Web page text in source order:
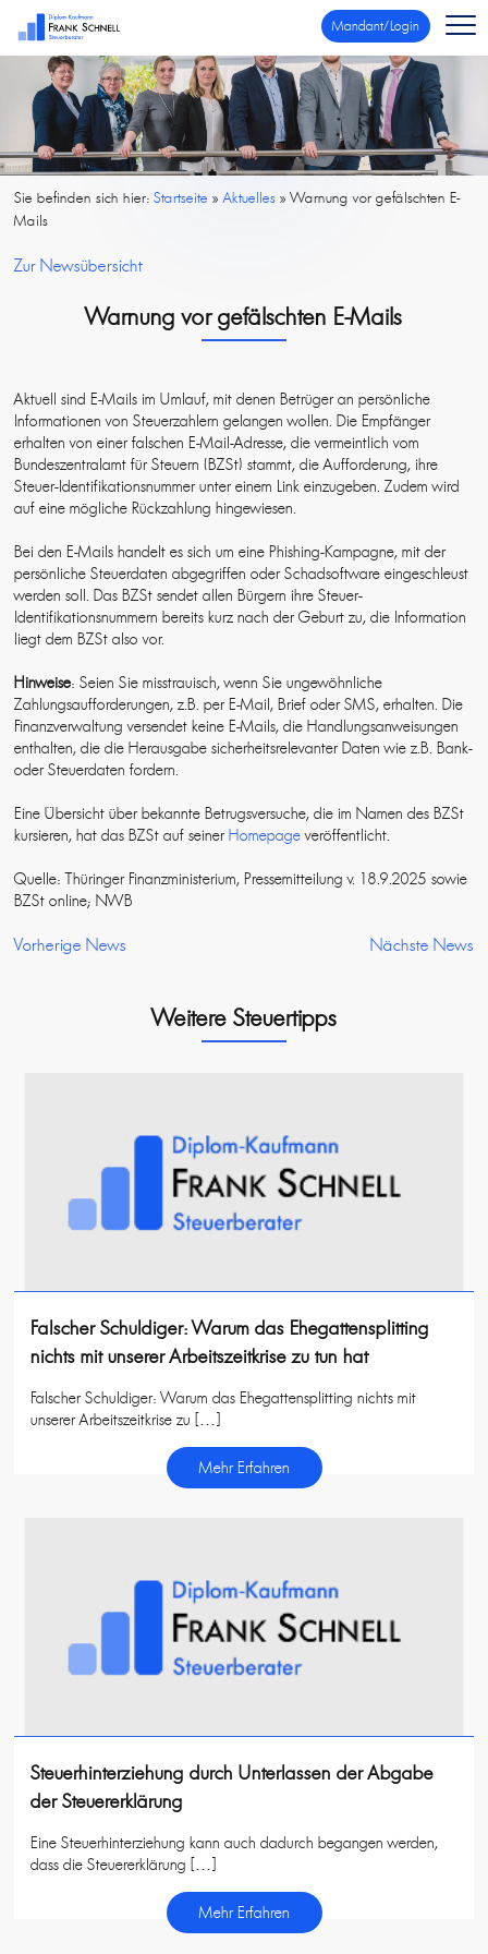
Mandant/Login
Sie befinden sich hier:Startseite »Aktuelles »Warnung vor gefälschten E-
Mails
Zur Newsübersicht
Warnung vor gefälschten E-Mails
Aktuell sind E-Mails im Umlauf, mit denen Betrüger an persönliche
Informationen von Steuerzahlern gelangen wollen. Die Empfänger
erhalten von einer falschen E-Mail-Adresse, die vermeintlich vom
Bundeszentralamt für Steuern (BZSt) stammt, die Aufforderung, ihre
Steuer-Identifikationsnummer unter einem Link einzugeben. Zudem wird
auf eine mögliche Rückzahlung hingewiesen.
Bei den E-Mails handelt es sich um eine Phishing-Kampagne, mit der
persönliche Steuerdaten abgegriffen oder Schadsoftware eingeschleust
werden soll. Das BZSt sendet allen Bürgern ihre Steuer-
Identifikationsnummern bereits kurz nach der Geburt zu, die Information
liegt dem BZSt also vor.
Hinweise: Seien Sie misstrauisch, wenn Sie ungewöhnliche
Zahlungsaufforderungen, z.B. per E-Mail, Brief oder SMS, erhalten. Die
Finanzverwaltung versendet keine E-Mails, die Handlungsanweisungen
enthalten, die die Herausgabe sicherheitsrelevanter Daten wie z.B. Bank-
oder Steuerdaten fordern.
Eine Übersicht über bekannte Betrugsversuche, die im Namen des BZSt
kursieren, hat das BZSt auf seiner Homepageveröffentlicht.
Quelle: Thüringer Finanzministerium, Pressemitteilung v. 18.9.2025 sowie
BZSt online; NWB
Vorherige News Nächste News
Weitere Steuertipps
Falscher Schuldiger: Warum das Ehegattensplitting
nichts mit unserer Arbeitszeitkrise zu tun hat
Falscher Schuldiger: Warum das Ehegattensplitting nichts mit
unserer Arbeitszeitkrise zu […]
Mehr Erfahren
Steuerhinterziehung durch Unterlassen der Abgabe
der Steuererklärung
Eine Steuerhinterziehung kann auch dadurch begangen werden,
dass die Steuererklärung […]
Mehr Erfahren